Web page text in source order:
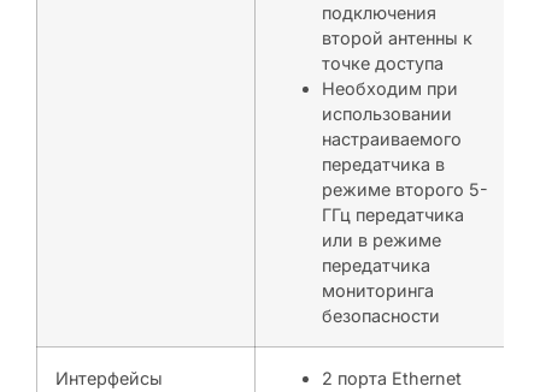
подключения
второй антенны к
точке доступа
Необходим при
использовании
настраиваемого
передатчика в
режиме второго 5-
ГГц передатчика
или в режиме
передатчика
мониторинга
безопасности
Интерфейсы
2 порта Ethernet